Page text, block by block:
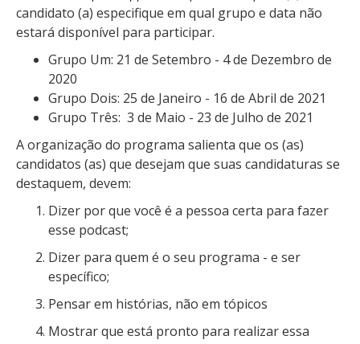
candidato (a) especifique em qual grupo e data não
estará disponível para participar.
Grupo Um: 21 de Setembro - 4 de Dezembro de
2020
Grupo Dois: 25 de Janeiro - 16 de Abril de 2021
Grupo Três: 3 de Maio - 23 de Julho de 2021
A organização do programa salienta que os (as)
candidatos (as) que desejam que suas candidaturas se
destaquem, devem:
Dizer por que você é a pessoa certa para fazer
esse podcast;
Dizer para quem é o seu programa - e ser
específico;
Pensar em histórias, não em tópicos
Mostrar que está pronto para realizar essa